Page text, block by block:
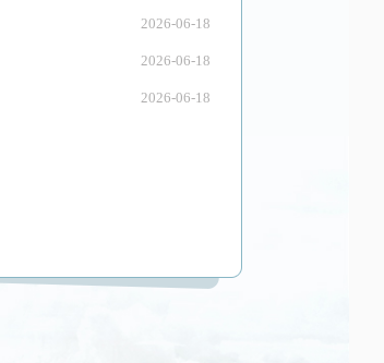
2026-06-18
2026-06-18
2026-06-18